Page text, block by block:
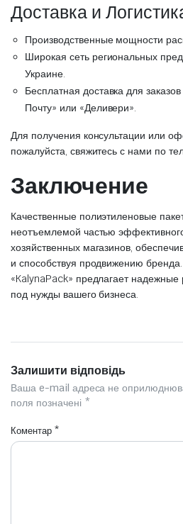
Доставка и
Производственные мощности
Широкая сеть региональных
Украине.
Бесплатная доставка для
Почту» или «Деливери».
Для получения консультации или
пожалуйста, свяжитесь с нами по
Заключение
Качественные полиэтиленовые
неотъемлемой частью
хозяйственных магазинов,
и способствуя продвижению
«KalynaPack» предлагает
под нужды вашего бизнеса.
Залишити відповідь
Ваша e-mail адреса не
поля позначені *
Коментар *